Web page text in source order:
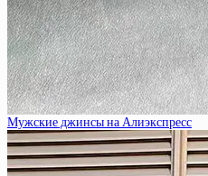
Мужские джинсы на Алиэкспресс